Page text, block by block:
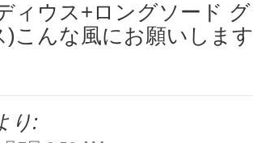
ィウス+ロングソード
)こんな風にお願いしま
り: